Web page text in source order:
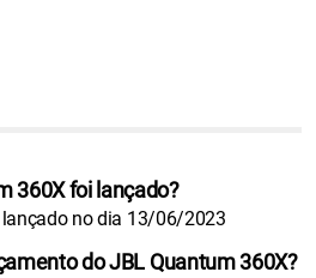
360X foi lançado?
no dia 13/06/2023
do JBL Quantum 360X?